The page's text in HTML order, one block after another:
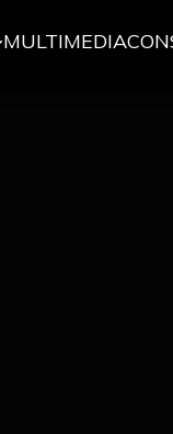
MULTIMEDIA